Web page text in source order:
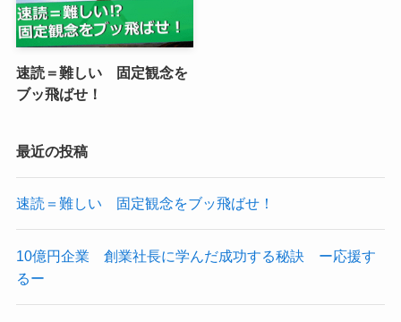
速読＝難しい 固定観念を
ブッ飛ばせ！
最近の投稿
速読＝難しい 固定観念をブッ飛ばせ！
10億円企業 創業社長に学んだ成功する秘訣 ー応援す
るー